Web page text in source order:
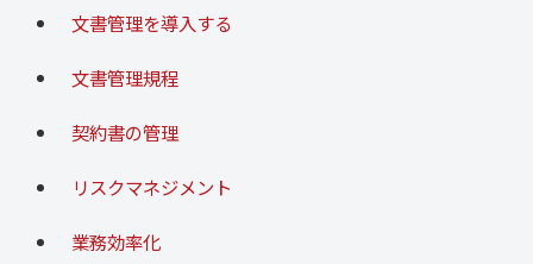
文書管理を導入する
文書管理規程
契約書の管理
リスクマネジメント
業務効率化